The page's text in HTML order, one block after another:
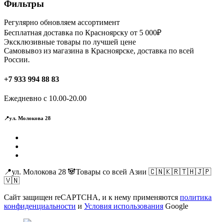
можно
выбрать
на
странице
товара.
Фильтры
Регулярно обновляем ассортимент
Бесплатная доставка по Красноярску от 5 000₽
Эксклюзивные товары по лучшей цене
Самовывоз из магазина в Красноярске, доставка по всей
России.
+7 933 994 88 83
Ежедневно с 10.00-20.00
📍ул. Молокова 28
📍ул. Молокова 28 🐼Товары со всей Азии 🇨🇳🇰🇷🇹🇭🇯🇵
🇻🇳
Сайт защищен reCAPTCHA, и к нему применяются политика
конфиденциальности и Условия использования Google